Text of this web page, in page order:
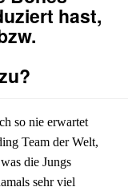
hast,
so nie erwartet
Team der Welt,
die Jungs
sehr viel